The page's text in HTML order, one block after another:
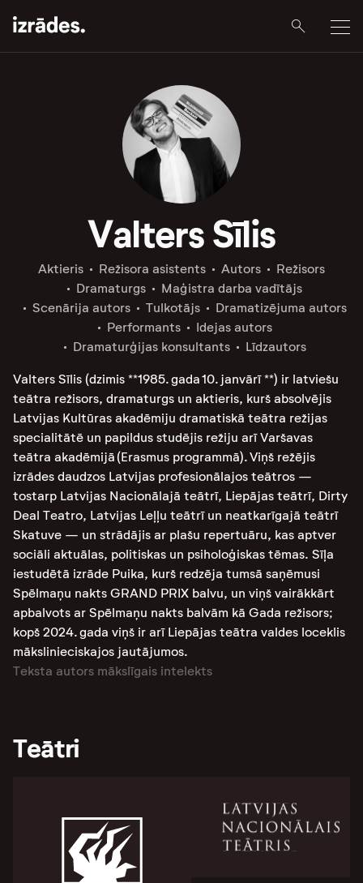
Valters Sīlis
Aktieris Režisora asistents Autors
Režisors
Dramaturgs
Maģistra darba vadītājs
Scenārija autors
Tulkotājs
Dramatizējuma autors
Performants
Idejas autors
Dramaturģijas konsultants
Līdzautors
Valters Sīlis (dzimis **1985. gada 10. janvārī **) ir latviešu
teātra režisors, dramaturgs un aktieris, kurš absolvējis
Latvijas Kultūras akadēmiju dramatiskā teātra režijas
specialitātē un papildus studējis režiju arī Varšavas
teātra akadēmijā (Erasmus programmā). Viņš režējis
izrādes daudzos Latvijas profesionālajos teātros —
tostarp Latvijas Nacionālajā teātrī, Liepājas teātrī, Dirty
Deal Teatro, Latvijas Leļļu teātrī un neatkarīgajā teātrī
Skatuve — un strādājis ar plašu repertuāru, kas aptver
sociāli aktuālas, politiskas un psiholoģiskas tēmas. Sīļa
iestudētā izrāde Puika, kurš redzēja tumsā saņēmusi
Spēlmaņu nakts GRAND PRIX balvu, un viņš vairākkārt
apbalvots ar Spēlmaņu nakts balvām kā Gada režisors;
kopš 2024. gada viņš ir arī Liepājas teātra valdes loceklis
mākslinieciskajos jautājumos.
Teksta autors mākslīgais intelekts
Teātri